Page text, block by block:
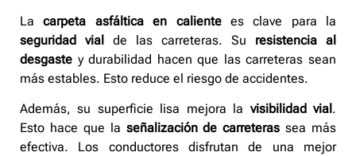
Lacarpeta asfáltica en calientees clave para la
seguridad vial de las carreteras. Su resistencia al
desgaste y durabilidad hacen que las carreteras sean
más estables. Esto reduce el riesgo de accidentes.
Además, su superficie lisa mejora la visibilidad vial .
Esto hace que la señalización de carreteras sea más
efectiva. Los conductores disfrutan de una mejor